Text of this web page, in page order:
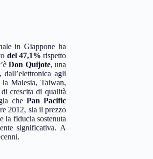
in Giappone ha
del 47,1% rispetto
Don Quijote, una
agli
Malesia, Taiwan,
crescita di qualità
che Pan Pacific
2012, sia il prezzo
la fiducia sostenuta
significativa. A